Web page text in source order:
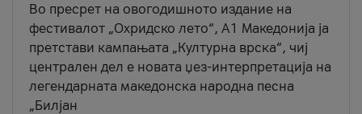
Во пресрет на овогодишното издание на
фестивалот „Охридско лето“, А1 Македонија ја
претстави кампањата „Културна врска“, чиј
централен дел е новата џез-интерпретација на
легендарната македонска народна песна
„Билјан